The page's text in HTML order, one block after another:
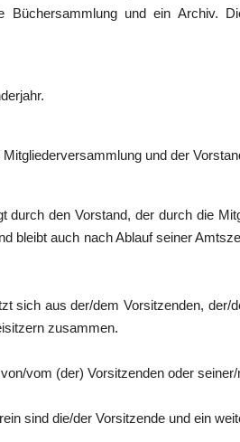
Büchersammlung und ein Archiv.
und der
durch den Vorstand, der durch die
bleibt auch nach Ablauf seiner
sich aus der/dem Vorsitzenden, der/
zusammen.
vom (der) Vorsitzenden oder
sind die/der Vorsitzende und ein